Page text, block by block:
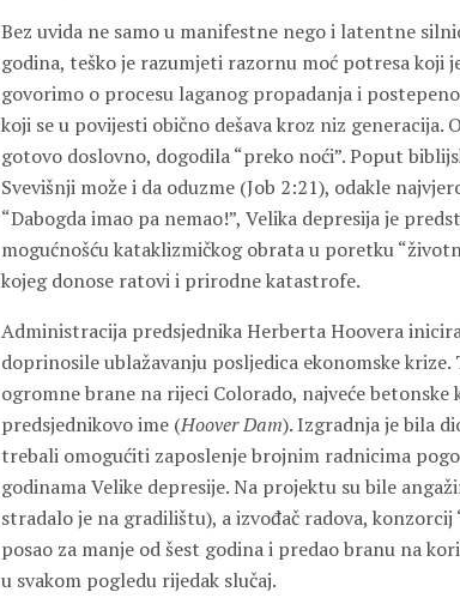
Bez uvida ne samo u manifestne nego i latentne
godina, teško je razumjeti razornu moć potresa koji
govorimo o procesu laganog propadanja i
koji se u povijesti obično dešava kroz niz generacija.
gotovo doslovno, dogodila “preko noći”. Poput
Svevišnji može i da oduzme (Job 2:21), odakle
“Dabogda imao pa nemao!”, Velika depresijaje
mogućnošću kataklizmičkog obrata u poretku
kojeg donose ratovi i prirodne katastrofe.
Administracija predsjednika Herberta Hoovera
doprinosile ublažavanju posljedica ekonomske
ogromne brane na rijeci Colorado, najveće
predsjednikovo ime (Hoover Dam). Izgradnja je bila
trebali omogućiti zaposlenje brojnim radnicima
godinama Velike depresije. Na projektu su bile
stradalo je na gradilištu), a izvođač radova, konzorcij
posao za manje od šest godina i predao branu na
u svakom pogledu rijedak slučaj.